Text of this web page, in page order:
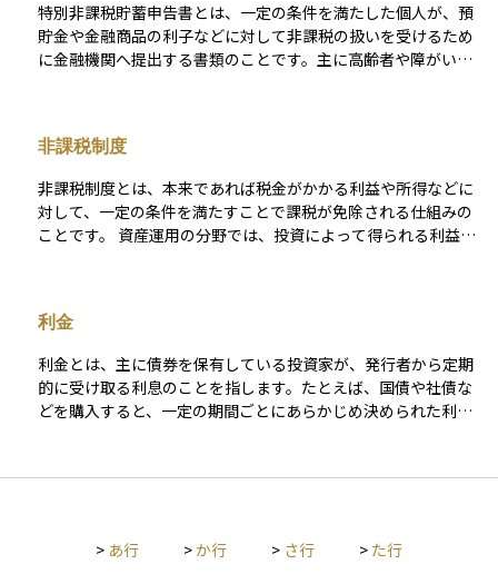
ですが、制度の利用には条件や限度額があるため、事前の確認
が必要です。
特別非課税貯蓄申告書とは、一定の条件を満たした個人が、預
貯金や金融商品の利子などに対して非課税の扱いを受けるため
に金融機関へ提出する書類のことです。主に高齢者や障がい
は忘れずに手続きを行うことが重要です。金融機関ごとに申告
が必要であり、一定の預入限度額が設けられています。資産運
用を行う際には、こうした制度を上手に利用することで、手取
り収益を増やすことが可能になります。
非課税制度
非課税制度とは、本来であれば税金がかかる利益や所得などに
対して、一定の条件を満たすことで課税が免除される仕組みの
ことです。 資産運用の分野では、投資によって得られる利益、
（少額投資非課税制度）やiDeCo（個人型確定拠出年金）など
があり、これらは国が個人の資産形成や老後資金の準備を支援
するために設けた制度です。非課税制度をうまく活用すること
で、長期的に見て資産形成の効率が高まり、手取り利益を増や
すことが可能になります。そのため、初心者にとっても、まず
利金
利金とは、主に債券を保有している投資家が、発行者から定期
的に受け取る利息のことを指します。たとえば、国債や社債な
どを購入すると、一定の期間ごとにあらかじめ決められた利率
支払い頻度が決まっており、受け取る額も比較的安定していま
狙う投資スタイルで重視されるポイントです。なお、利金には
> あ行 >か行 > さ行 > た行